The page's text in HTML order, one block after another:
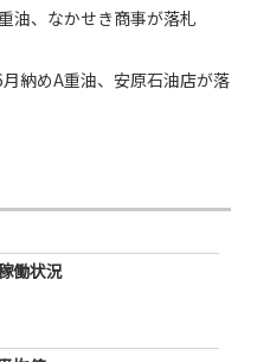
油、なかせき商事が落札
納めA重油、安原石油店が落
働状況